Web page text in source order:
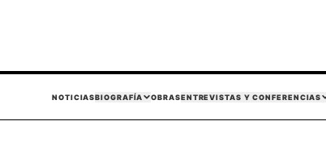
NOTICIASBIOGRAFÍA OBRASENTREVISTAS Y CONFERENCIAS